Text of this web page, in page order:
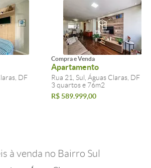
DF
Compra e Venda
Apartamento
Rua 21, Sul, Águas Claras, DF
3 quartos e 76m2
R$ 589.999,00
à venda no Bairro Sul